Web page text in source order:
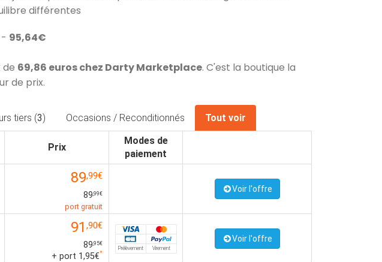
différentes
- 95,64€
de 69,86 euros chez Darty Marketplace. C'est la boutique la
de prix.
tiers (3) Occasions / Reconditionnés Tout voir
Prix
Modes de
paiement
89,99€
89,99€
port gratuit
Voir l'offre
91 ,90€
89,95€
+ port 1,95€*
Prélèvement Virement
Voir l'offre